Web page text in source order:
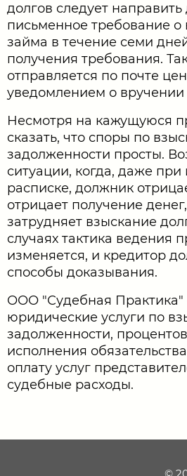
долгов следует
письменное требование о
займа в течение семи
получения требования.
отправляется по почте
уведомлением о вручении
Несмотря на кажущуюся
сказать, что споры по
задолженности просты.
ситуации, когда, даже
расписке, должник
отрицает получение
затрудняет взыскание
случаях тактика ведения
изменяется, и кредитор
способы доказывания.
ООО "Судебная Практика"
юридические услуги по
задолженности,
исполнения
оплату услуг
судебные расходы.